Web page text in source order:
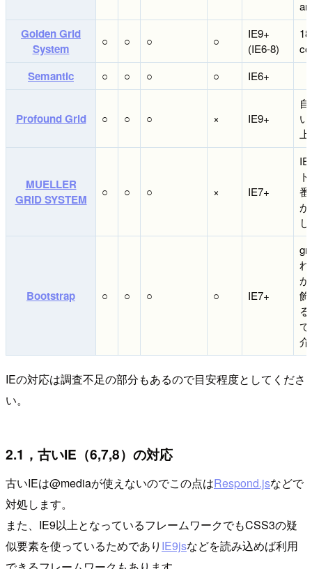
Golden Grid
System
○ ○ ○ ○
IE9+
(IE6-8)
Semantic ○ ○ ○ ○ IE6+
Profound Grid ○ ○ ○ × IE9+
上
MUELLER
GRID SYSTEM
○ ○ ○ × IE7+
Bootstrap ○ ○ ○ ○ IE7+
IEの対応は調査不足の部分もあるので目安程度としてくださ
い。
2.1，古いIE（6,7,8）の対応
古いIEは@mediaが使えないのでこの点はRespond.jsなどで
対処します。
また、IE9以上となっているフレームワークでもCSS3の疑
似要素を使っているためであり IE9jsなどを読み込めば利用